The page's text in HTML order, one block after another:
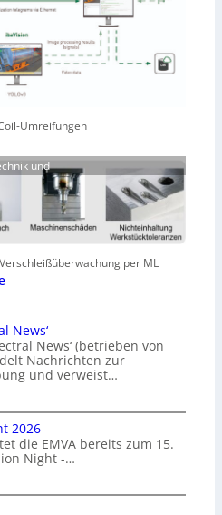
Umreifungen
und
per ML
News‘
News‘ (betrieben von
Nachrichten zur
und verweist…
2026
die EMVA bereits zum 15.
Night -…